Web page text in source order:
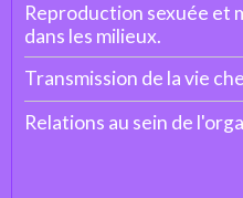
Reproduction sexuée et
dans les milieux.
Transmission de la vie
Relations au sein de